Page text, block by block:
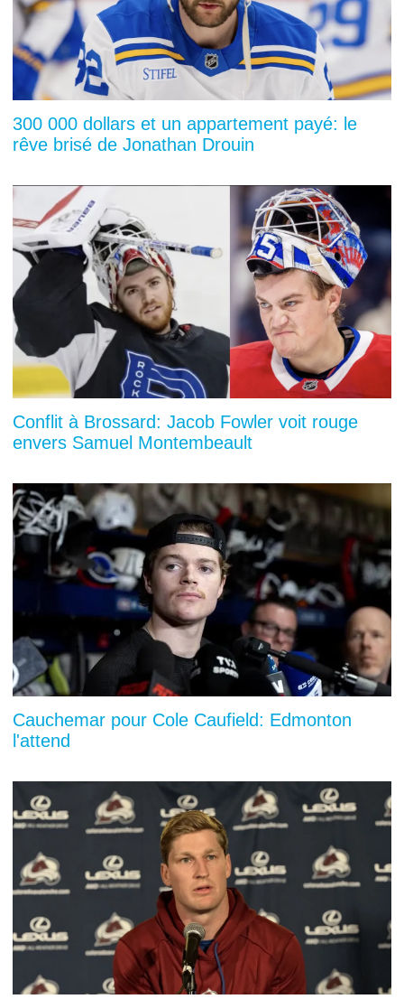
300 000 dollars et un appartement payé: le
rêve brisé de Jonathan Drouin
Conflit à Brossard: Jacob Fowler voit rouge
envers Samuel Montembeault
Cauchemar pour Cole Caufield: Edmonton
l'attend